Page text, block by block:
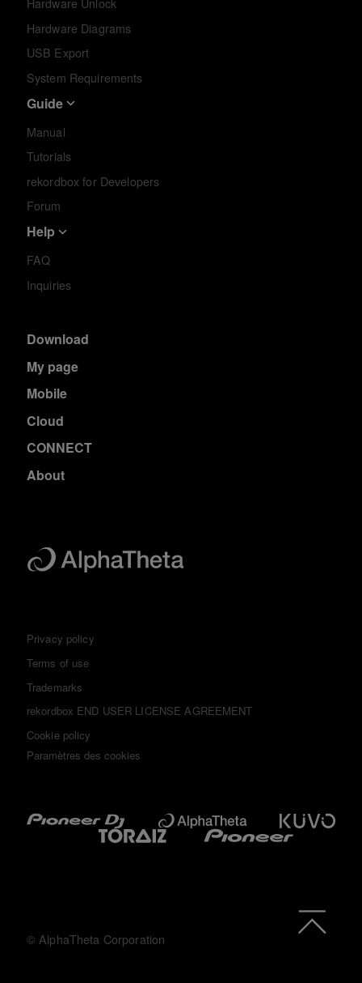
Hardware Unlock
Hardware Diagrams
USB Export
System Requirements
Guide
Manual
Tutorials
rekordbox for Developers
Forum
Help
FAQ
Inquiries
Download
My page
Mobile
Cloud
CONNECT
About
Privacy policy
Terms of use
Trademarks
rekordbox END USER LICENSE AGREEMENT
Cookie policy
Paramètres des cookies
© AlphaTheta Corporation